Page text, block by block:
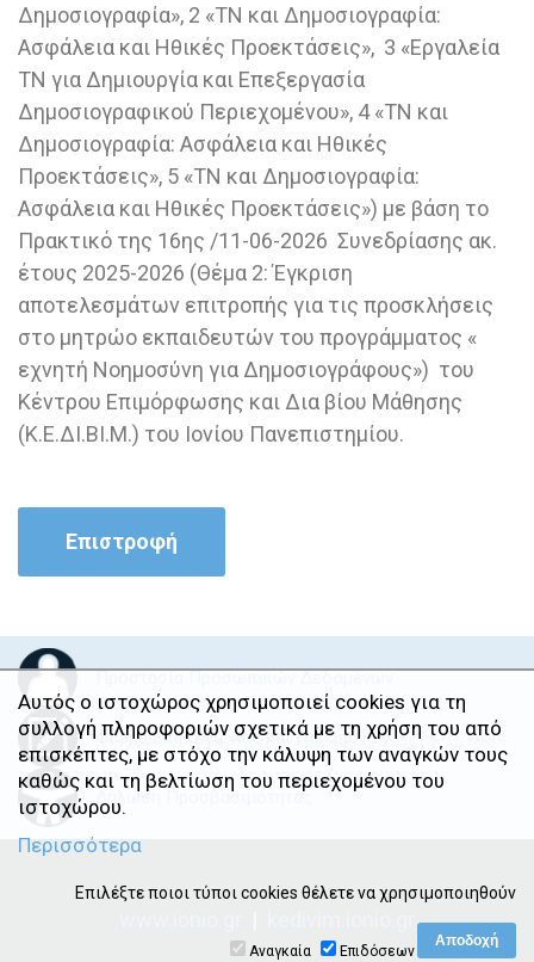
Δημοσιογραφία», 2 «ΤΝ και Δημοσιογραφία:
Ασφάλεια και Ηθικές Προεκτάσεις», 3 «Εργαλεία
ΤΝ για Δημιουργία και Επεξεργασία
Δημοσιογραφικού Περιεχομένου», 4 «ΤΝ και
Δημοσιογραφία: Ασφάλεια και Ηθικές
Προεκτάσεις», 5 «ΤΝ και Δημοσιογραφία:
Ασφάλεια και Ηθικές Προεκτάσεις») με βάση το
Πρακτικό της 16ης /11-06-2026 Συνεδρίασης ακ.
έτους 2025-2026 (Θέμα 2: Έγκριση
αποτελεσμάτων επιτροπής για τις προσκλήσεις
στο μητρώο εκπαιδευτών του προγράμματος «
εχνητή Νοημοσύνη για Δημοσιογράφους») του
Κέντρου Επιμόρφωσης και Δια βίου Μάθησης
(Κ.Ε.ΔΙ.ΒΙ.Μ.) του Ιονίου Πανεπιστημίου.
Επιστροφή
Προστασία Προσωπικών Δεδομένων
Φόρμα Επικοινωνίας και Παραπόνων
Δήλωση Προσβασιμότητας
Αυτός ο ιστοχώρος χρησιμοποιεί cookies για τη
συλλογή πληροφοριών σχετικά με τη χρήση του από
επισκέπτες, με στόχο την κάλυψη των αναγκών τους
καθώς και τη βελτίωση του περιεχομένου του
ιστοχώρου.
Περισσότερα
Επιλέξτε ποιοι τύποι cookies θέλετε να χρησιμοποιηθούν
Αναγκαία Επιδόσεων